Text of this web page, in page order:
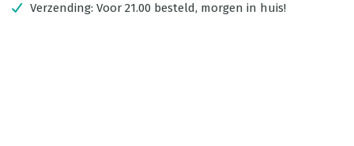
Verzending: Voor 21.00 besteld, morgen in huis!